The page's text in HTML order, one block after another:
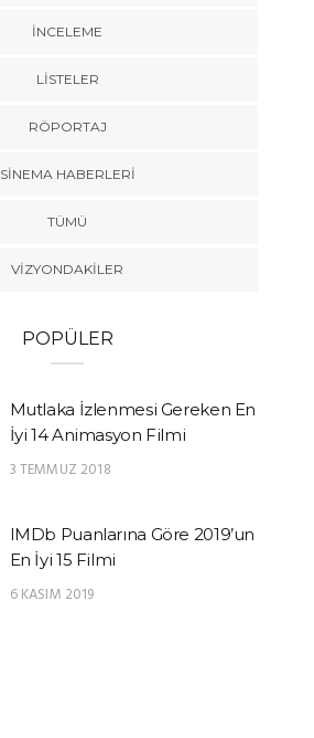
İNCELEME
LISTELER
RÖPORTAJ
SINEMA HABERLERI
TÜMÜ
VIZYONDAKILER
POPÜLER
Mutlaka İzlenmesi Gereken En
İyi 14 Animasyon Filmi
3 TEMMUZ 2018
IMDb Puanlarına Göre 2019’un
En İyi 15 Filmi
6 KASIM 2019